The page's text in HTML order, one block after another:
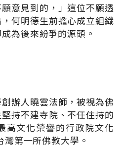
願意見到的，」這位不願透
何明德生前擔心成立組織
為後來紛爭的源頭。
辦人曉雲法師，被視為佛
持不建寺院、不任住持的
高文化榮譽的行政院文化
第一所佛教大學。